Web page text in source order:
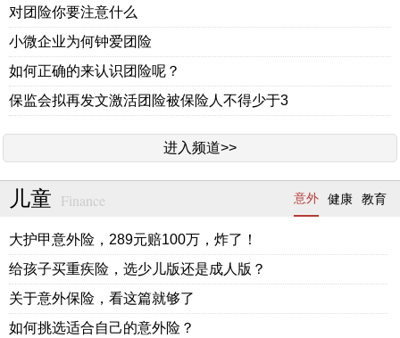
对团险你要注意什么
小微企业为何钟爱团险
如何正确的来认识团险呢？
保监会拟再发文激活团险被保险人不得少于3
进入频道>>
儿童 Finance 意外 健康 教育
大护甲意外险，289元赔100万，炸了！
给孩子买重疾险，选少儿版还是成人版？
关于意外保险，看这篇就够了
如何挑选适合自己的意外险？